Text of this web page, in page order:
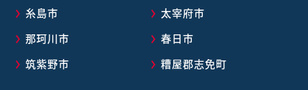
糸島市
那珂川市
筑紫野市
太宰府市
春日市
糟屋郡志免町